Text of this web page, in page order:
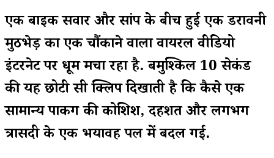
एक बाइक सवार और सांप के बीच हुई एक डरावनी
मुठभेड़ का एक चौंकाने वाला वायरल वीडियो
इंटरनेट पर धूम मचा रहा है. बमुश्किल 10 सेकंड
की यह छोटी सी क्लिप दिखाती है कि कैसे एक
सामान्य पार्किंग की कोशिश, दहशत और लगभग
त्रासदी के एक भयावह पल में बदल गई.